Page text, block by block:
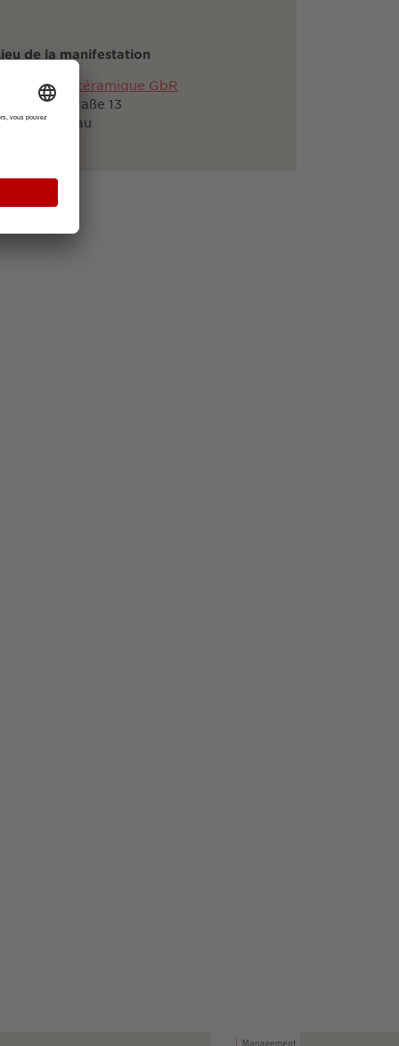
de la manifestation
Forum de la céramique GbR
Schönbergstraße 13
Wittnau